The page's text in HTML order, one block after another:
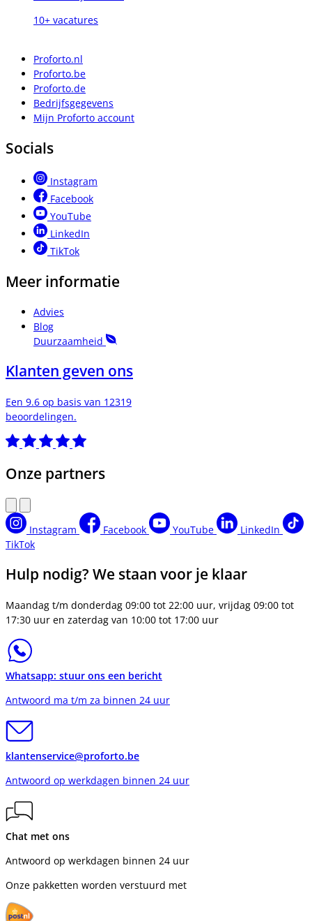
10+ vacatures
Proforto.nl
Proforto.be
Proforto.de
Bedrijfsgegevens
Mijn Proforto account
Socials
Instagram
Facebook
YouTube
LinkedIn
TikTok
Meer informatie
Advies
Blog
Duurzaamheid
Klanten geven ons
Een 9.6 op basis van 12319
beoordelingen.
Onze partners
Instagram Facebook YouTube
LinkedIn
TikTok
Hulp nodig? We staan voor je klaar
Maandag t/m donderdag 09:00 tot 22:00 uur, vrijdag 09:00 tot
17:30 uur en zaterdag van 10:00 tot 17:00 uur
Whatsapp: stuur ons een bericht
Antwoord ma t/m za binnen 24 uur
klantenservice@proforto.be
Antwoord op werkdagen binnen 24 uur
Chat met ons
Antwoord op werkdagen binnen 24 uur
Onze pakketten worden verstuurd met